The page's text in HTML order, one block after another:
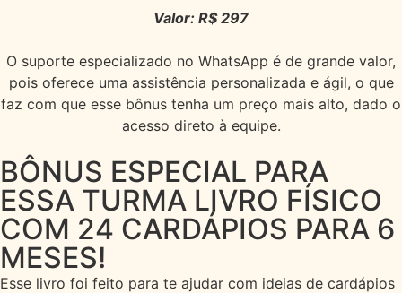
Valor: R$ 297
O suporte especializado no WhatsApp é de grande valor,
pois oferece uma assistência personalizada e ágil, o que
faz com que esse bônus tenha um preço mais alto, dado o
acesso direto à equipe.
BÔNUS ESPECIAL PARA
ESSA TURMA LIVRO FÍSICO
COM 24 CARDÁPIOS PARA 6
MESES!
Esse livro foi feito para te ajudar com ideias de cardápios